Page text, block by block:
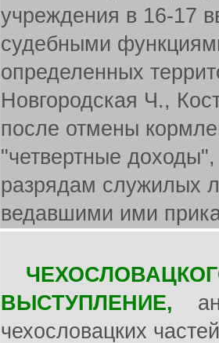
учреждения в 16-17
судебными
определенных
Новгородская Ч.,
после отмены
"четвертные
разрядам служилых
ведавшими ими
ВЫСТУПЛЕНИЕ,
чехословацких